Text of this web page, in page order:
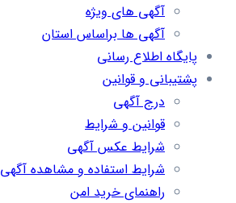
آگهی های ویژه
آگهی ها براساس استان
پایگاه اطلاع رسانی
پشتیبانی و قوانین
درج آگهی
قوانین و شرایط
شرایط عکس آگهی
شرایط استفاده و مشاهده آگهی
راهنمای خرید امن